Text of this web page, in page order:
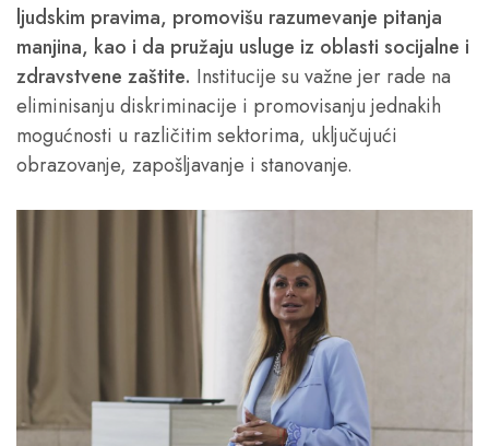
ljudskim pravima, promovišu razumevanje pitanja
manjina, kao i da pružaju usluge iz oblasti socijalne i
zdravstvene zaštite. Institucije su važne jer rade na
eliminisanju diskriminacije i promovisanju jednakih
mogućnosti u različitim sektorima, uključujući
obrazovanje, zapošljavanje i stanovanje.